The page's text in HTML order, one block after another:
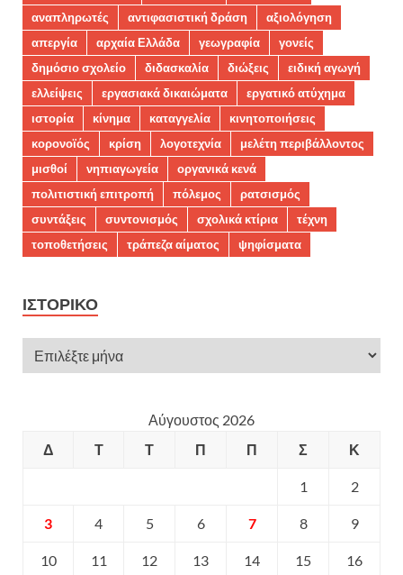
αναπληρωτές
αντιφασιστική δράση
αξιολόγηση
απεργία
αρχαία Ελλάδα γεωγραφία
γονείς
δημόσιο σχολείο
διδασκαλία διώξεις
ειδική αγωγή
ελλείψεις
εργασιακά δικαιώματα
εργατικό ατύχημα
ιστορία
κίνημα καταγγελία
κινητοποιήσεις
κορονοϊός
κρίση λογοτεχνία
μελέτη περιβάλλοντος
μισθοί
νηπιαγωγεία
οργανικά κενά
πολιτιστική επιτροπή
πόλεμος
ρατσισμός
συντάξεις
συντονισμός σχολικά κτίρια
τέχνη
τοποθετήσεις
τράπεζα αίματος ψηφίσματα
ΙΣΤΟΡΙΚΌ
Αύγουστος 2026
Δ
Τ Τ Π Π Σ Κ
1 2
3 4 5 6 7 8 9
10 11 12 13 14 15 16